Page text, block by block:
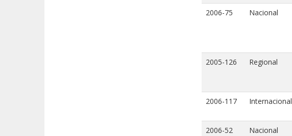
2006-75 Nacional
2005-126 Regional
2006-117 Internacional
2006-52 Nacional